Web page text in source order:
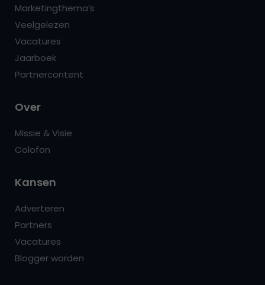
Marketingthema’s
Veelgelezen
Vacatures
Jaarboek
Partnercontent
Over
Missie & Visie
Colofon
Kansen
Adverteren
Partners
Vacatures
Blogger worden